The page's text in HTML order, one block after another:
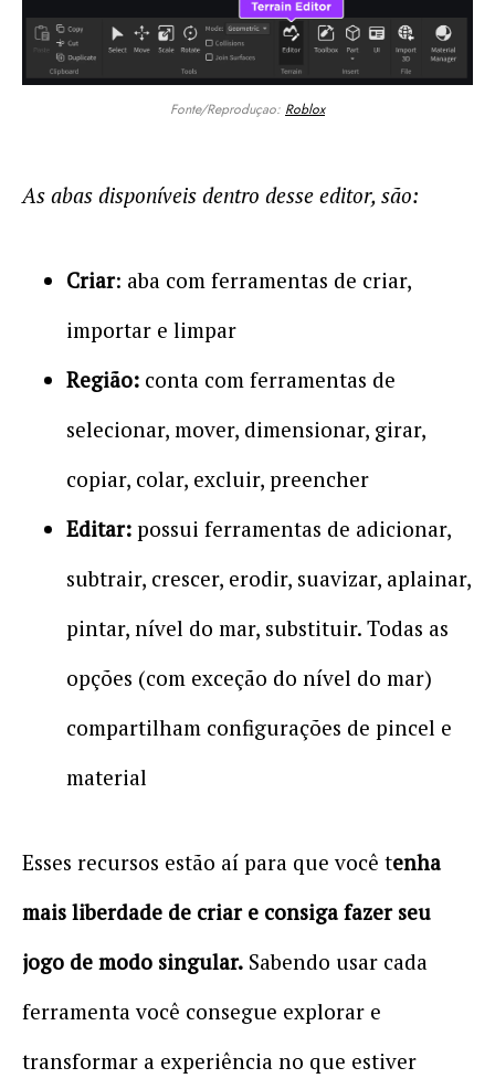
Fonte/Reproduçao: Roblox
As abas disponíveis dentro desse editor, são:
Criar: aba com ferramentas de criar,
importar e limpar
Região: conta com ferramentas de
selecionar, mover, dimensionar, girar,
copiar, colar, excluir, preencher
Editar: possui ferramentas de adicionar,
subtrair, crescer, erodir, suavizar, aplainar,
pintar, nível do mar, substituir. Todas as
opções (com exceção do nível do mar)
compartilham configurações de pincel e
material
Esses recursos estão aí para que você tenha
mais liberdade de criar e consiga fazer seu
jogo de modo singular. Sabendo usar cada
ferramenta você consegue explorar e
transformar a experiência no que estiver